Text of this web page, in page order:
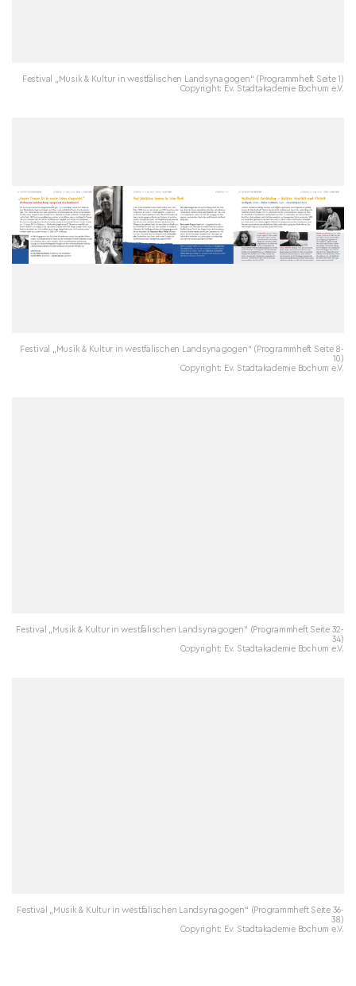
Festival „Musik & Kultur in westfälischen Landsynagogen“ (Programmheft Seite 1)
Copyright: Ev. Stadtakademie Bochum e.V.
Festival „Musik & Kultur in westfälischen Landsynagogen“ (Programmheft Seite 8-
10)
Copyright: Ev. Stadtakademie Bochum e.V.
Festival „Musik & Kultur in westfälischen Landsynagogen“ (Programmheft Seite 32-
34)
Copyright: Ev. Stadtakademie Bochum e.V.
Festival „Musik & Kultur in westfälischen Landsynagogen“ (Programmheft Seite 36-
38)
Copyright: Ev. Stadtakademie Bochum e.V.